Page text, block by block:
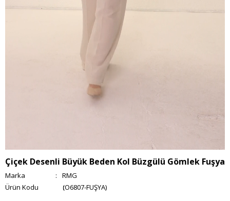
Çiçek Desenli Büyük Beden Kol Büzgülü Gömlek Fuşya
Marka :
RMG
(O6807-FUŞYA)